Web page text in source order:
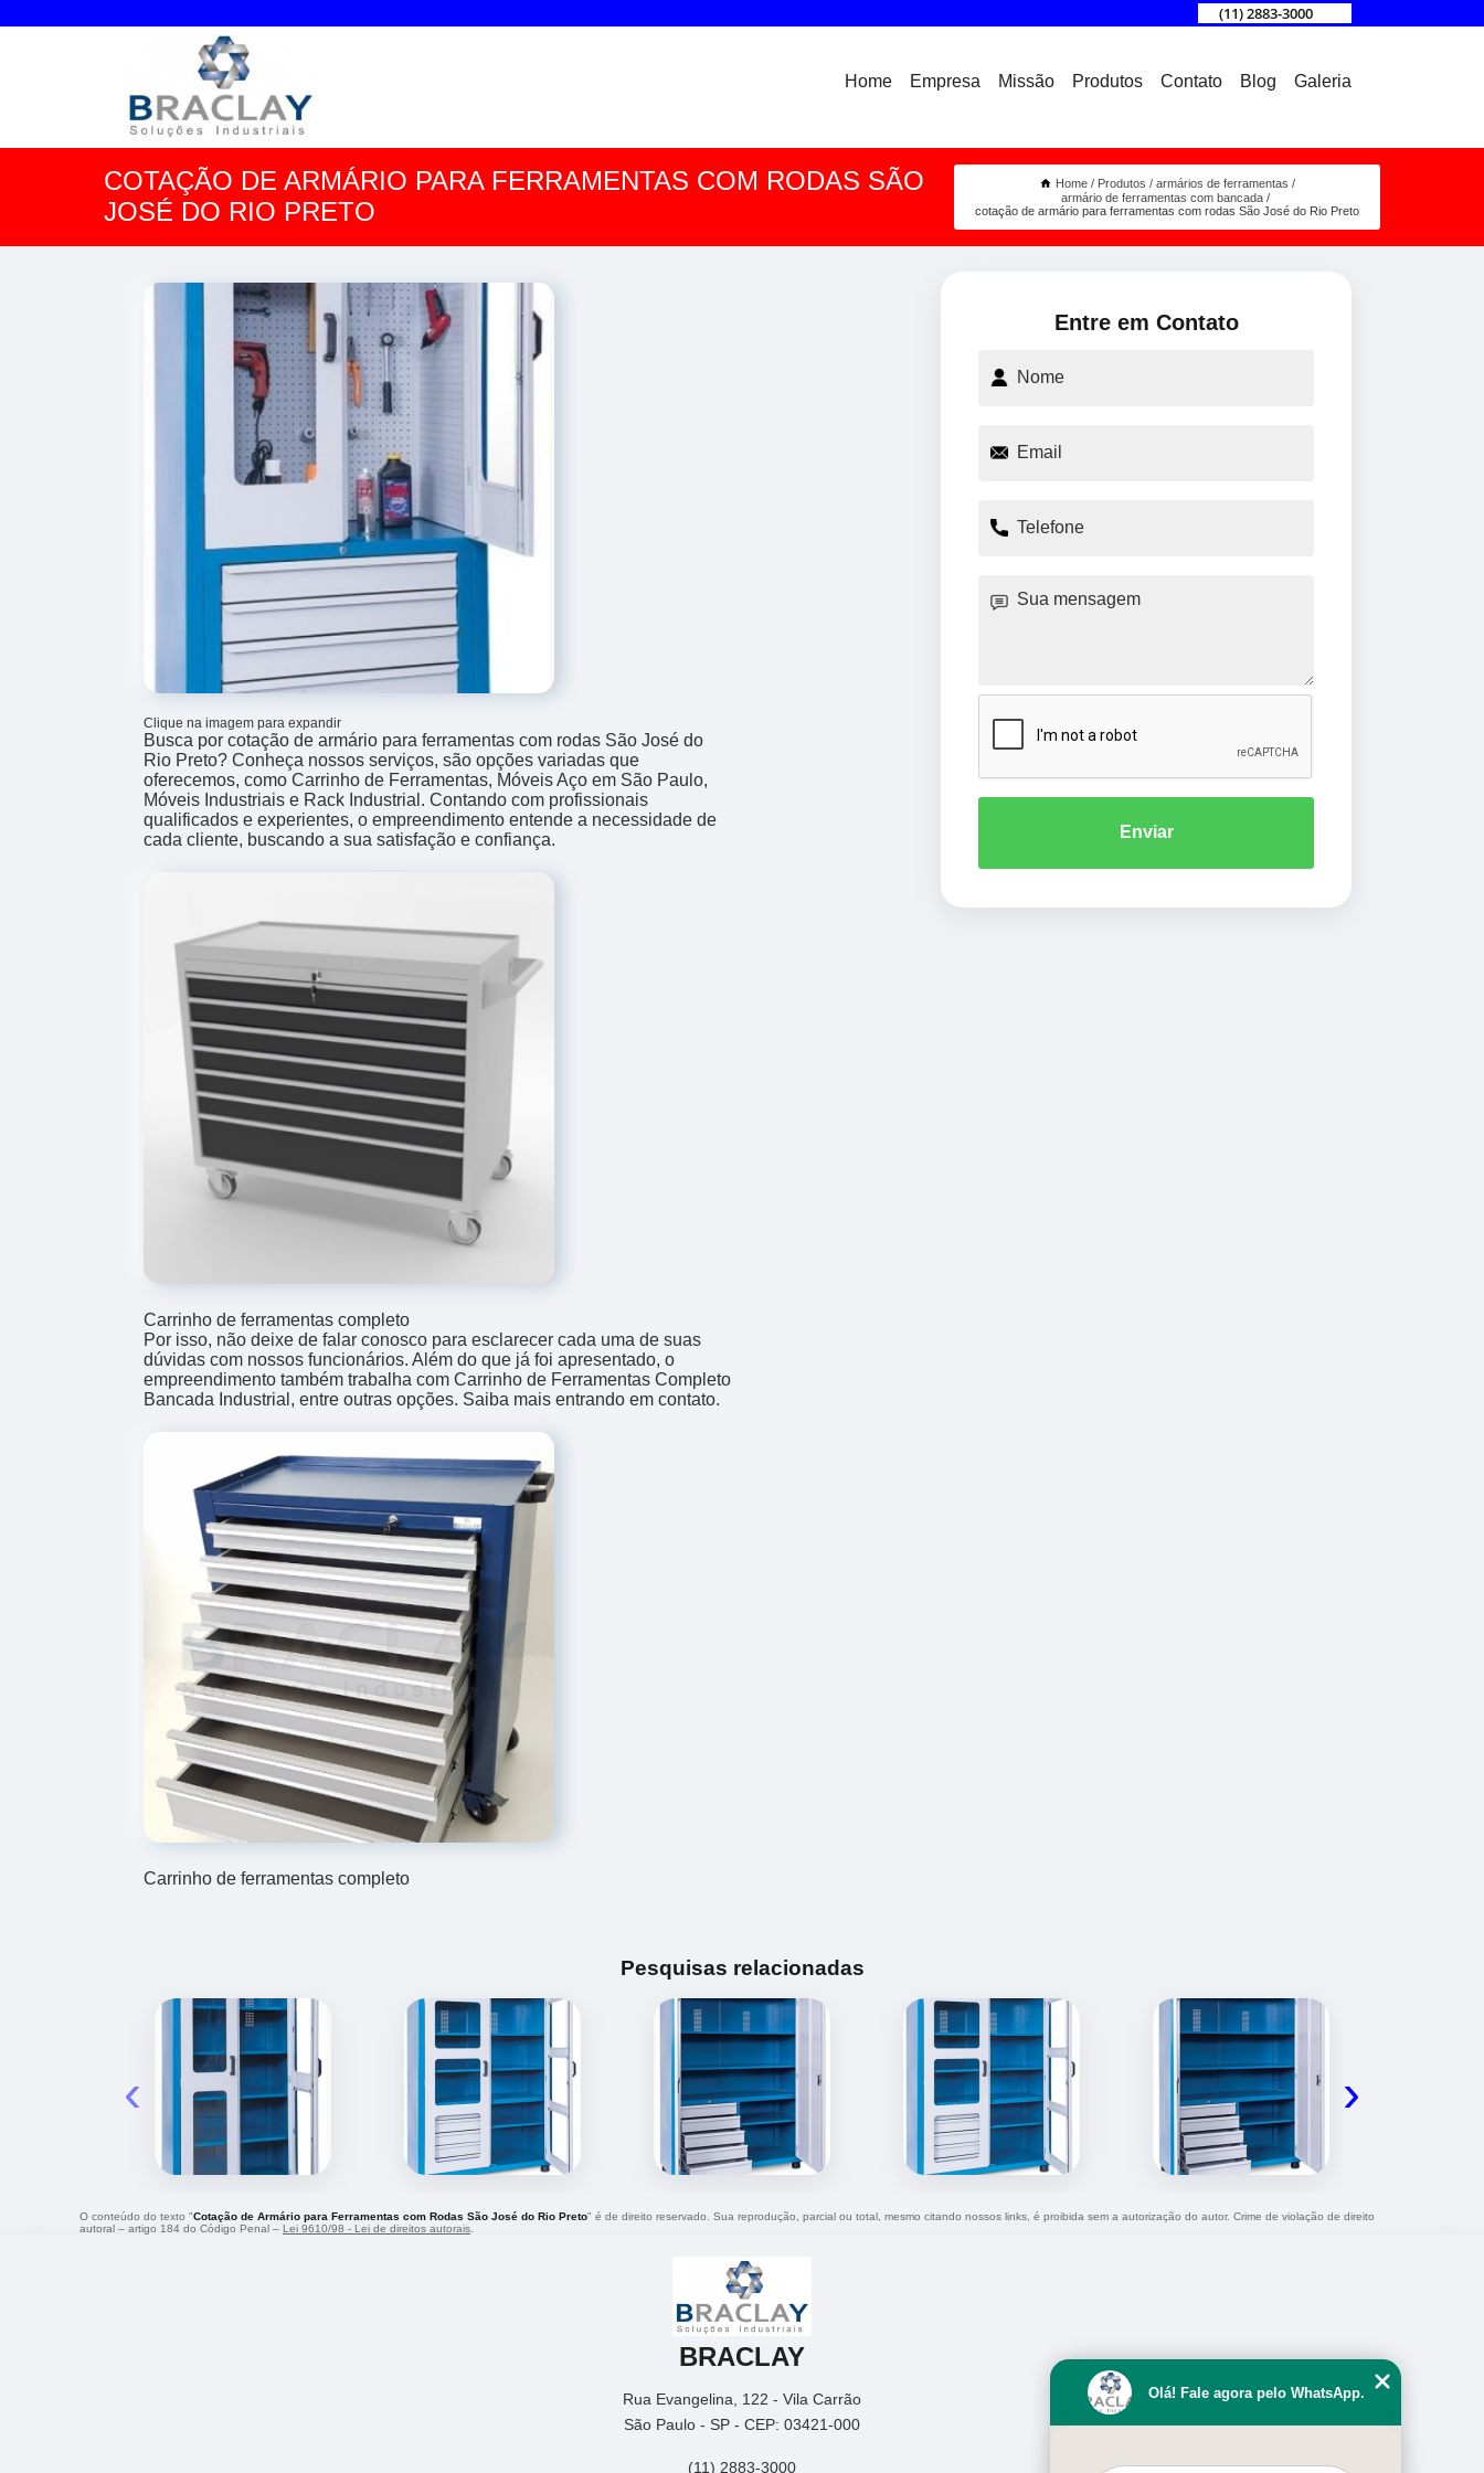
(11) 2883-3000
Home Empresa Missão Produtos Contato Blog Galeria
COTAÇÃO DE ARMÁRIO PARA FERRAMENTAS COM RODAS SÃO
JOSÉ DO RIO PRETO
Home Produtos
armários de ferramentas
armário de ferramentas com bancada
cotação de armário para ferramentas com rodas São José do Rio Preto
Clique na imagem para expandir
Busca por cotação de armário para ferramentas com rodas São José do
Rio Preto? Conheça nossos serviços, são opções variadas que
oferecemos, como Carrinho de Ferramentas, Móveis Aço em São Paulo,
Móveis Industriais e Rack Industrial. Contando com profissionais
qualificados e experientes, o empreendimento entende a necessidade de
cada cliente, buscando a sua satisfação e confiança.
Carrinho de ferramentas completo
Por isso, não deixe de falar conosco para esclarecer cada uma de suas
dúvidas com nossos funcionários. Além do que já foi apresentado, o
empreendimento também trabalha com Carrinho de Ferramentas Completo
Bancada Industrial, entre outras opções. Saiba mais entrando em contato.
Carrinho de ferramentas completo
Entre em Contato
Enviar
Pesquisas relacionadas
‹ ›
O conteúdo do texto "Cotação de Armário para Ferramentas com Rodas São José do Rio Preto" é de direito reservado. Sua reprodução, parcial ou total, mesmo citando nossos links, é proibida sem a autorização do autor. Crime de violação de direito
autoral – artigo 184 do Código Penal – Lei 9610/98 - Lei de direitos autorais.
BRACLAY
Rua Evangelina, 122 - Vila Carrão
São Paulo - SP - CEP: 03421-000
(11) 2883-3000
Olá! Fale agora pelo WhatsApp.